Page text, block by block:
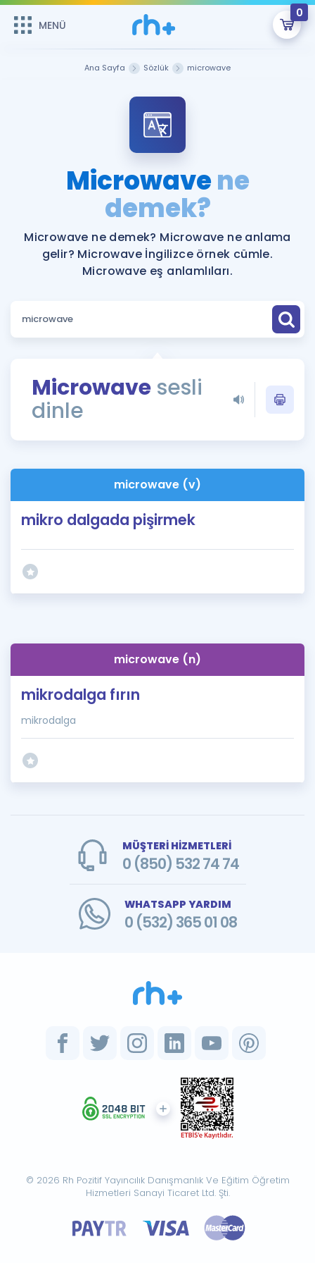
MENÜ
0
Şifremi Hatırlamıyorum
Sepetin Şu An Boş.
Remzi Hoca ile seni sınava hazırlayacak onlarca eğitim seni
bekliyor!
MENÜ
Katılımcı Görüşleri
Faydalı Araçlar
Ücretsiz Kaynaklar
ÖSYM Sınav Takvimi
Kampanyalar
İngilizce Gramer
İngilizce Gramer
Ana Sayfa Sözlük microwave
Microwavene
demek?
Microwave ne demek? Microwave ne anlama
gelir? Microwave İngilizce örnek cümle.
Microwave eş anlamlıları.
Microwave sesli
dinle
microwave (v)
mikro dalgada pişirmek
microwave (n)
mikrodalga fırın
mikrodalga
MÜŞTERİ HİZMETLERİ
0 (850) 532 74 74
WHATSAPP YARDIM
0 (532) 365 01 08
© 2026 Rh Pozitif Yayıncılık Danışmanlık Ve Eğitim Öğretim
Hizmetleri Sanayi Ticaret Ltd. Şti.